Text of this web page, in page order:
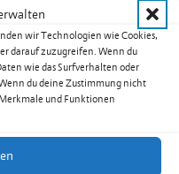
wir Technologien wie Cookies,
darauf zuzugreifen. Wenn du
wie das Surfverhalten oder
du deine Zustimmung nicht
und Funktionen
der Gemeinde
in